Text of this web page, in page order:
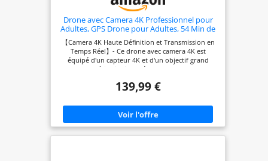
Drone avec Camera 4K Professionnel pour
Adultes, GPS Drone pour Adultes, 54 Min de
Vol, Résistant au Vent, Moteur Brushless,
Suivi Auto, Retour Auto, Wi-Fi 5G,
Léger<249g avec 3 Batteries(Noir)
（Moyen）
【Camera 4K Haute Définition et Transmission en
Temps Réel】- Ce drone avec camera 4K est
équipé d'un capteur 4K et d'un objectif grand
angle 120° à inclinaison réglable, capturant des
transmission vidéo Wi-Fi 5G permet une
smartphone, pour composer vos plans facilement.
【Sécurité et Stabilité Améliorées par le GPS】- Le
système GPS intégré à ce drone professionnel
139,99 €